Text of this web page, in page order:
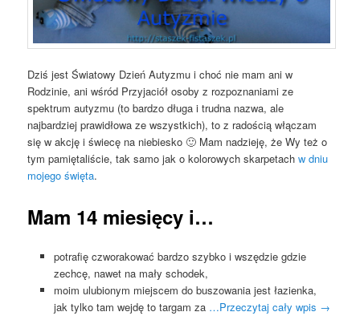
Dziś jest Światowy Dzień Autyzmu i choć nie mam ani w
Rodzinie, ani wśród Przyjaciół osoby z rozpoznaniami ze
spektrum autyzmu (to bardzo długa i trudna nazwa, ale
najbardziej prawidłowa ze wszystkich), to z radością włączam
się w akcję i świecę na niebiesko 🙂 Mam nadzieję, że Wy też o
tym pamiętaliście, tak samo jak o kolorowych skarpetachw dniu
mojego święta.
Mam 14 miesięcy i…
potrafię czworakować bardzo szybko i wszędzie gdzie
zechcę, nawet na mały schodek,
moim ulubionym miejscem do buszowania jest łazienka,
jak tylko tam wejdę to targam za …Przeczytaj cały wpis →